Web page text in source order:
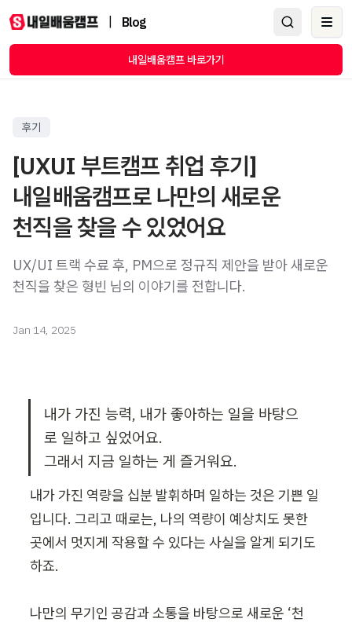
Blog
내일배움캠프 바로가기
후기
[UXUI 부트캠프 취업 후기]
내일배움캠프로 나만의 새로운
천직을 찾을 수 있었어요
UX/UI 트랙 수료 후, PM으로 정규직 제안을 받아 새로운
천직을 찾은 형빈 님의 이야기를 전합니다.
Jan 14, 2025
내가 가진 능력, 내가 좋아하는 일을 바탕으
로 일하고 싶었어요.
그래서 지금 일하는 게 즐거워요.
내가 가진 역량을 십분 발휘하며 일하는 것은 기쁜 일
입니다. 그리고 때로는, 나의 역량이 예상치도 못한
곳에서 멋지게 작용할 수 있다는 사실을 알게 되기도
하죠.
나만의 무기인 공감과 소통을 바탕으로 새로운 ‘천